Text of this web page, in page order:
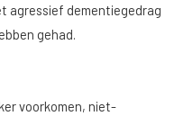
agressief dementiegedrag
gehad.
voorkomen, niet-